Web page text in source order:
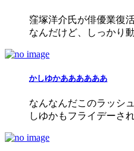
窪塚洋介氏が俳優業復
なんだけど、しっかり
かしゆかああああああ
なんなんだこのラッシ
しゆかもフライデーさ